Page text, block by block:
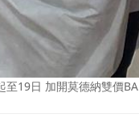
至19日 加開莫德納雙價